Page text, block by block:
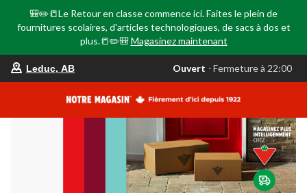
🎒✏️📒Le Retour en classe commence ici. Faites le plein de
fournitures scolaires, d'articles technologiques, de sacs à dos et
plus.📒✏️🎒 Magasinez maintenant
votre
est
AB,
Ouvert,
Fermeture
à
22:00
Leduc, AB Ouvert ⋅ Fermeture à 22:00